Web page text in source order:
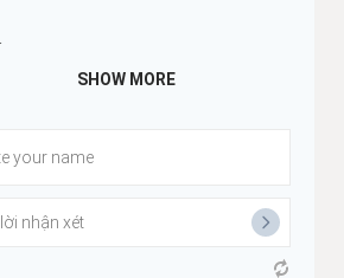
SHOW MORE